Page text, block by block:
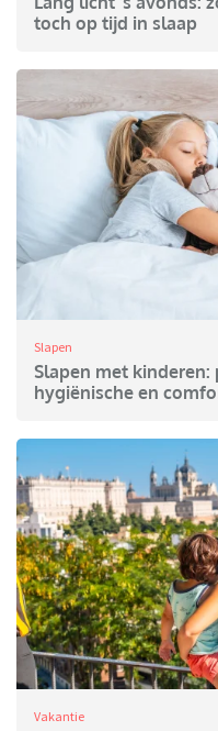
toch op tijd in slaap
Slapen
Slapen met
hygiënische en
Vakantie